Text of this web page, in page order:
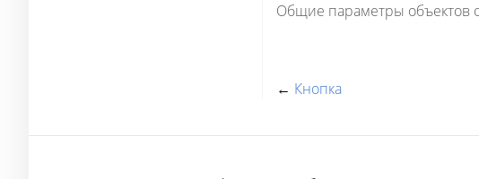
Общие параметры объектов
← Кнопка